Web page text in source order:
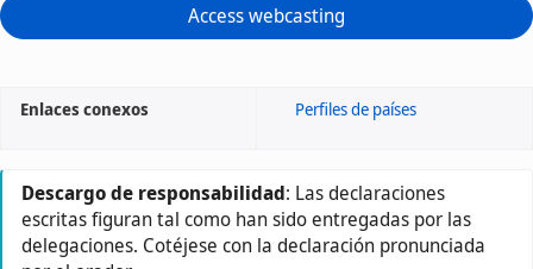
Access webcasting
Enlaces conexos Perfiles de países
Descargo de responsabilidad: Las declaraciones
escritas figuran tal como han sido entregadas por las
delegaciones. Cotéjese con la declaración pronunciada